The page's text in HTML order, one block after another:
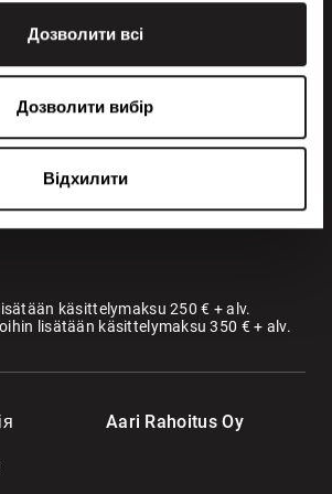
Дозволити всі
Дозволити вибір
Відхилити
Aari Rahoitus Oy
+358 200 70070
käsittelymaksu 250 € + alv.
lisätään käsittelymaksu 350 € + alv.